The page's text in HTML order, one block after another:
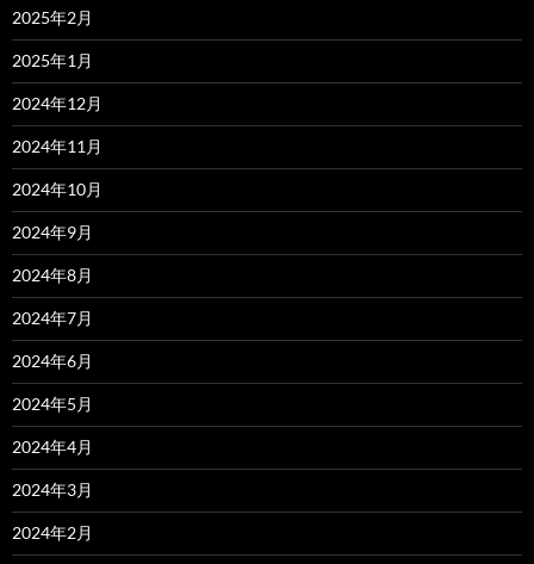
2025年2月
2025年1月
2024年12月
2024年11月
2024年10月
2024年9月
2024年8月
2024年7月
2024年6月
2024年5月
2024年4月
2024年3月
2024年2月